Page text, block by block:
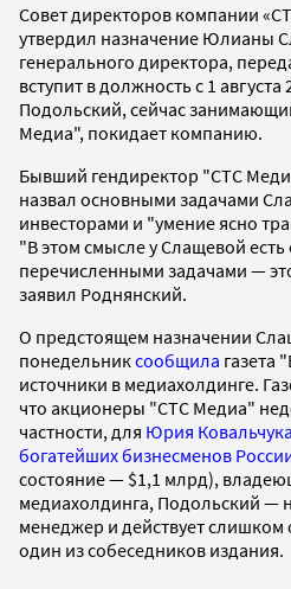
Совет директоров компании
утвердил назначение Юлианы
генерального директора,
вступит в должность с 1
Подольский, сейчас
Медиа", покидает компанию.
Бывший гендиректор "СТС
назвал основными задачами
инвесторами и "умение ясно
"В этом смысле у Слащевой
перечисленными задачами —
заявил Роднянский.
О предстоящем назначении
понедельниксообщила газета
источники в медиахолдинге.
что акционеры "СТС Медиа"
частности, для Юрия Ковальчука
богатейших бизнесменов
состояние — $1,1 млрд),
медиахолдинга, Подольский —
менеджер и действует слишком
один из собеседников издания.